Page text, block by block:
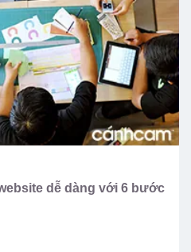
dễ dàng với 6 bước